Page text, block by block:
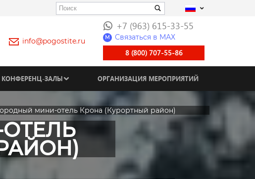
info@pogostite.ru
+7 (963) 615-33-55
M Связаться в МАХ
8 (800) 707-55-86
КОНФЕРЕНЦ-ЗАЛЫ ОРГАНИЗАЦИЯ МЕРОПРИЯТИЙ
мини-отель Крона (Курортный район)